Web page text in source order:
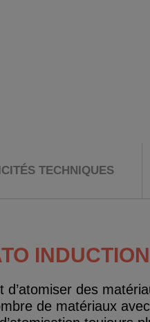
TECHNIQUES
d’atomiser des
de matériaux